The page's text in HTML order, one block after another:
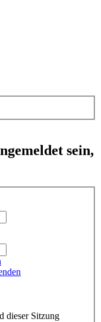
sein,
dieser Sitzung